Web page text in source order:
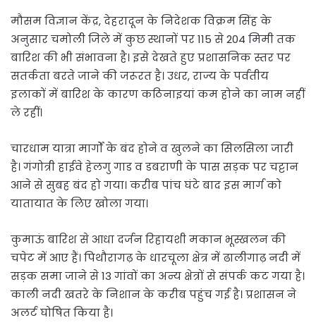
मौसम विज्ञान केंद्र, देहरादून के निदेशक विक्रम सिंह के
अनुसार चमोली जिले में कुछ स्थानों पर 115 से 204 मिमी तक
बारिश की भी संभावना है। इसे देखते हुए प्रशासनिक स्तर पर
सतर्कता बरते जाने की जरूरत है। उधर, राज्य के पर्वतीय
इलाकों में बारिश के कारण कठिनाइयां कम होने का नाम नहीं
ले रहीं।
चारधाम यात्रा मार्गों के बंद होने व खुलने का सिलसिला जारी
है। गंगोत्री हाईवे हेलगु गाड व डबराणी के पास सड़क पर चट्टान
आने से सुबह बंद हो गया। करीब पांच घंटे बाद इस मार्ग को
यातायात के लिए खोला गया।
कुमाऊं बारिश से आधा दर्जन रिहायशी मकान भूस्खलन की
चपेट में आए हैं। पिथौरागढ़ के धारचूला क्षेत्र में ढालीगाढ़ नदी में
सड़क समा जाने से 13 गांवों का अन्य क्षेत्रों से संपर्क कट गया है।
काली नदी खतरे के निशान के करीब पहुंच गई है। प्रशासन ने
अलर्ट घोषित किया है।